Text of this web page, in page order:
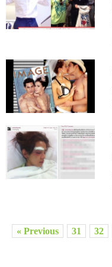
« Previous 31 32